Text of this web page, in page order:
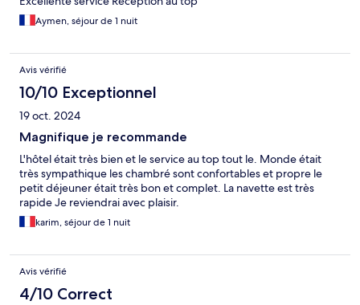
Aymen, séjour de 1 nuit
Avis vérifié
10/10 Exceptionnel
19 oct. 2024
Magnifique je recommande
L'hôtel était très bien et le service au top tout le. Monde était
très sympathique les chambré sont confortables et propre le
petit déjeuner était très bon et complet. La navette est très
rapide Je reviendrai avec plaisir.
karim, séjour de 1 nuit
Avis vérifié
4/10 Correct